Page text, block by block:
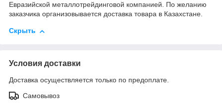
Евразийской металлотрейдинговой компанией. По желанию
заказчика организовывается доставка товара в Казахстане.
Скрыть
Условия доставки
Доставка осуществляется только по предоплате.
Самовывоз